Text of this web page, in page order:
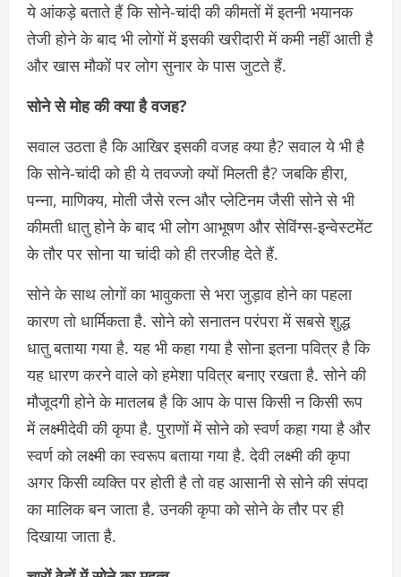
ये आंकड़े बताते हैं कि सोने-चांदी की कीमतों में इतनी भयानक
तेजी होने के बाद भी लोगों में इसकी खरीदारी में कमी नहीं आती है
और खास मौकों पर लोग सुनार के पास जुटते हैं.
सोने से मोह की क्या है वजह?
सवाल उठता है कि आखिर इसकी वजह क्या है? सवाल ये भी है
कि सोने-चांदी को ही ये तवज्जो क्यों मिलती है? जबकि हीरा,
पन्ना, माणिक्य, मोती जैसे रत्न और प्लेटिनम जैसी सोने से भी
कीमती धातु होने के बाद भी लोग आभूषण और सेविंग्स-इन्वेस्टमेंट
के तौर पर सोना या चांदी को ही तरजीह देते हैं.
सोने के साथ लोगों का भावुकता से भरा जुड़ाव होने का पहला
कारण तो धार्मिकता है. सोने को सनातन परंपरा में सबसे शुद्ध
धातु बताया गया है. यह भी कहा गया है सोना इतना पवित्र है कि
यह धारण करने वाले को हमेशा पवित्र बनाए रखता है. सोने की
मौजूदगी होने के मातलब है कि आप के पास किसी न किसी रूप
में लक्ष्मीदेवी की कृपा है. पुराणों में सोने को स्वर्ण कहा गया है और
स्वर्ण को लक्ष्मी का स्वरूप बताया गया है. देवी लक्ष्मी की कृपा
अगर किसी व्यक्ति पर होती है तो वह आसानी से सोने की संपदा
का मालिक बन जाता है. उनकी कृपा को सोने के तौर पर ही
दिखाया जाता है.